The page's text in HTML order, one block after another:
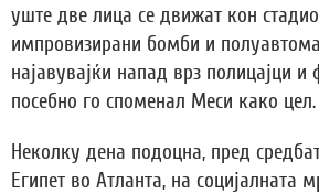
уште две лица се движат кон
импровизирани бомби и
најавувајќи напад врз полицајци и
посебно го споменал Меси како цел.
Неколку дена подоцна, пред
Египет во Атланта, на социјалната